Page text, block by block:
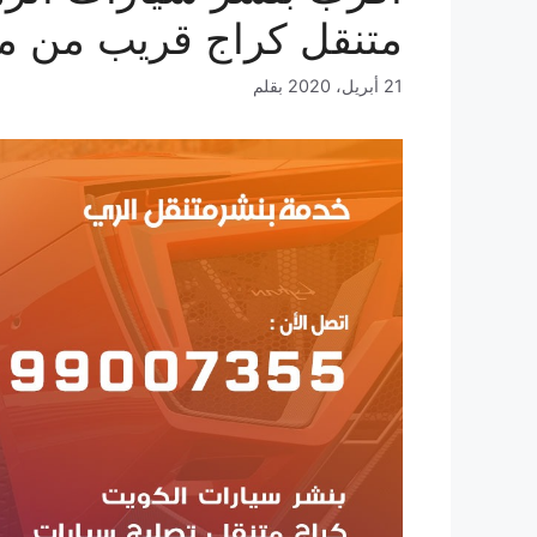
متنقل كراج قريب من
21 أبريل، 2020 بقلم